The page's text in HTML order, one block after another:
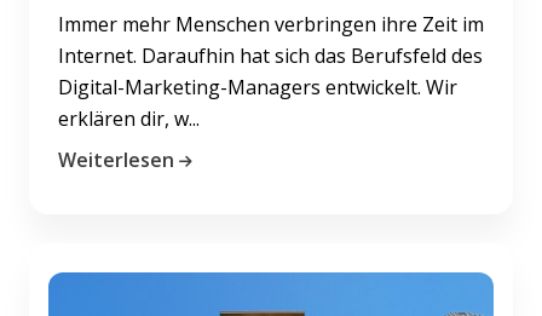
Immer mehr Menschen verbringen ihre Zeit im
Internet. Daraufhin hat sich das Berufsfeld des
Digital-Marketing-Managers entwickelt. Wir
erklären dir, w...
Weiterlesen